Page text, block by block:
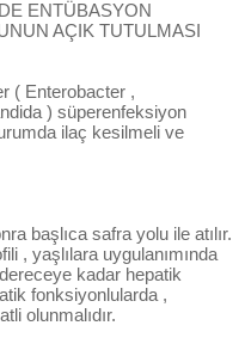
ENTÜBASYON
AÇIK TUTULMASI
( Enterobacter ,
) süperenfeksiyon
ilaç kesilmeli ve
başlıca safra yolu ile atılır.
, yaşlılara uygulanımında
kadar hepatik
fonksiyonlularda ,
olunmalıdır.